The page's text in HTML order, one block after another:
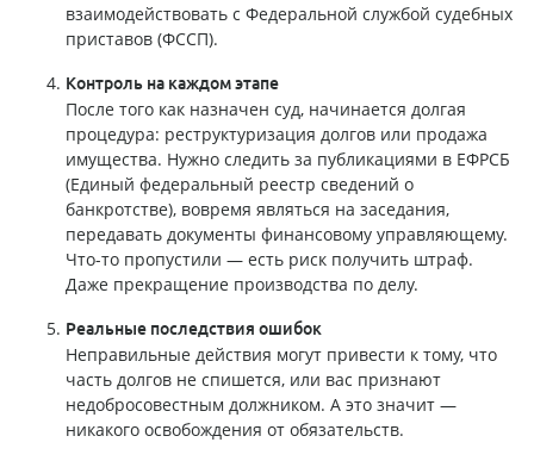
взаимодействовать с Федеральной службой судебных
приставов (ФССП).
Контроль на каждом этапе
После того как назначен суд, начинается долгая
процедура: реструктуризация долгов или продажа
имущества. Нужно следить за публикациями в ЕФРСБ
(Единый федеральный реестр сведений о
банкротстве), вовремя являться на заседания,
передавать документы финансовому управляющему.
Что-то пропустили — есть риск получить штраф.
Даже прекращение производства по делу.
Реальные последствия ошибок
Неправильные действия могут привести к тому, что
часть долгов не спишется, или вас признают
недобросовестным должником. А это значит —
никакого освобождения от обязательств.